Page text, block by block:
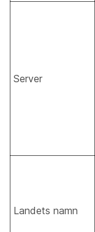
Server
Landets namn